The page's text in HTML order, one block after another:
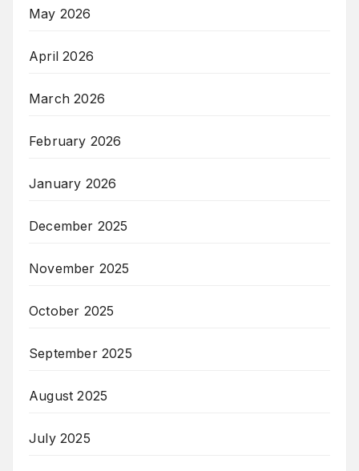
May 2026
April 2026
March 2026
February 2026
January 2026
December 2025
November 2025
October 2025
September 2025
August 2025
July 2025